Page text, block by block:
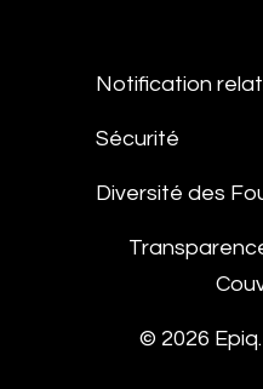
Notification
Sécurité
Diversité des
© 2026